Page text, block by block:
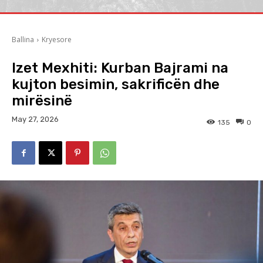
Ballina Kryesore
Izet Mexhiti: Kurban Bajrami na
kujton besimin, sakrificën dhe
mirësinë
May 27, 2026 0
135